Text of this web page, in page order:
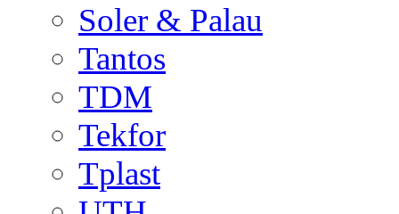
Soler & Palau
Tantos
TDM
Tekfor
Tplast